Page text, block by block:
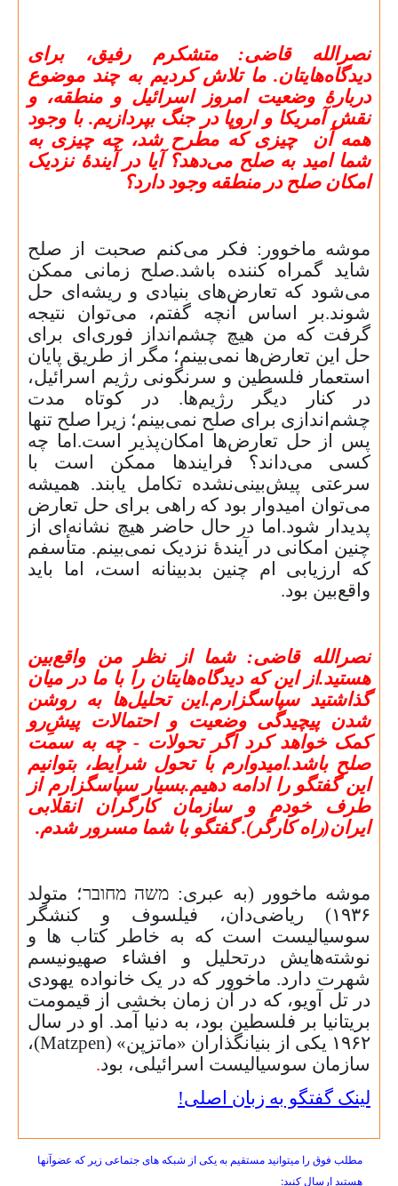
نصرالله قاضی:
متشکرم رفیق، برای
دیدگاه‌هایتان. ما تلاش کردیم به چند موضوع
دربارهٔ وضعیت امروز اسرائیل و منطقه، و
نقش آمریکا و اروپا در جنگ بپردازیم. با وجود
همه آن چیزی که مطرح شد، چه چیزی به
شما امید به صلح می‌دهد؟ آیا در آیندهٔ نزدیک
امکان صلح در منطقه وجود دارد؟
موشه ماخوور: فکر می‌کنم صحبت از صلح
شاید گمراه‌ کننده باشد.صلح زمانی ممکن
می‌شود که تعارض‌های بنیادی و ریشه‌ای حل
شوند.بر اساس آنچه گفتم، می‌توان نتیجه
گرفت که من هیچ چشم‌انداز فوری‌ای برای
حل این تعارض‌ها نمی‌بینم؛ مگر از طریق پایان
استعمار فلسطین و سرنگونی رژیم اسرائیل،
در کنار دیگر رژیم‌ها. در کوتاه ‌مدت
چشم‌اندازی برای صلح نمی‌بینم؛ زیرا صلح تنها
پس از حل تعارض‌ها امکان‌پذیر است.اما چه
کسی می‌داند؟ فرایندها ممکن است با
سرعتی پیش‌بینی‌نشده تکامل یابند. همیشه
می‌توان امیدوار بود که راهی برای حل تعارض
پدیدار شود.اما در حال حاضر هیچ نشانه‌ای از
چنین امکانی در آیندهٔ نزدیک نمی‌بینم. متأسفم
که ارزیابی ام چنین بدبینانه است، اما باید
واقع‌بین بود.
نصرالله قاضی: شما از نظر من واقع‌بین
هستید.از این که دیدگاه‌هایتان را با ما در میان
گذاشتید سپاسگزارم.این تحلیل‌ها به روشن
شدن پیچیدگی وضعیت و احتمالات پیشِ‌رو
کمک خواهد کرد اگر تحولات - چه به سمت
صلح باشد.امیدوارم با تحول شرایط، بتوانیم
این گفتگو را ادامه دهیم.بسیار سپاسگزارم از
طرف خودم و سازمان کارگران انقلابی
ایران(راه کارگر). گفتگو با شما مسرور شدم.
موشه ماخوور (به عبری: משה מחובר؛ متولد
۱۹۳۶)
ریاضی‌دان، فیلسوف و کنشگر
سوسیالیست است که به خاطر کتاب ها و
نوشته‌هایش درتحلیل و افشاء صهیونیسم
شهرت دارد. ماخوور که در یک خانواده یهودی
در تل آویو، که در آن زمان بخشی از قیمومت
بریتانیا بر فلسطین بود، به دنیا آمد. او در سال
۱۹۶۲ یکی از بنیانگذاران «ماتزپن» (Matzpen)،
سازمان سوسیالیست اسرائیلی، بود.
لینک گفتگو به زبان اصلی!
مطلب فوق را میتوانید مستقیم به یکی از شبکه های جتماعی زیر که عضوآنها
هستید ارسال کنید: